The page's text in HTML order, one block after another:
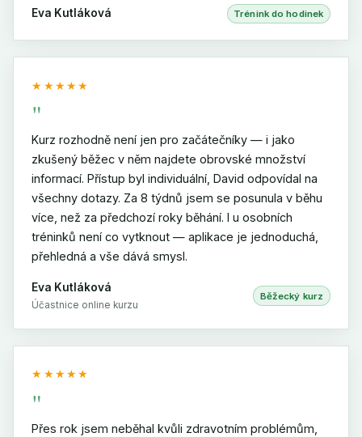
Eva Kutláková Trénink do hodinek
★★★★★
"
Kurz rozhodně není jen pro začátečníky — i jako
zkušený běžec v něm najdete obrovské množství
informací. Přístup byl individuální, David odpovídal na
všechny dotazy. Za 8 týdnů jsem se posunula v běhu
více, než za předchozí roky běhání. I u osobních
tréninků není co vytknout — aplikace je jednoduchá,
přehledná a vše dává smysl.
Eva Kutláková
Účastnice online kurzu
Běžecký kurz
★★★★★
"
Přes rok jsem neběhal kvůli zdravotním problémům,